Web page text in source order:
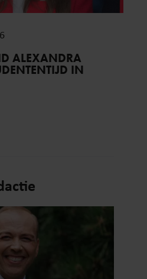
ALEXANDRA
IN